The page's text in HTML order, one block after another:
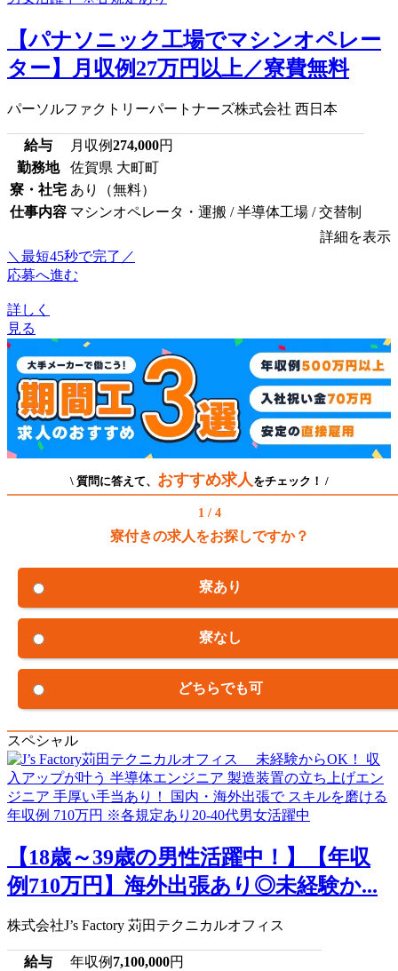
【パナソニック工場でマシンオペレー
ター】月収例27万円以上／寮費無料
パーソルファクトリーパートナーズ株式会社 西日本
給与 月収例274,000円
勤務地
佐賀県 大町町
寮・社宅 あり（無料）
仕事内容 マシンオペレータ・運搬 / 半導体工場 / 交替制
詳細を表示
＼最短45秒で完了／
応募へ進む
詳しく
見る
\ 質問に答えて、 おすすめ求人 をチェック！ /
1 / 4
寮付きの求人をお探しですか？
寮あり
寮なし
どちらでも可
スペシャル
【18歳～39歳の男性活躍中！】【年収
例710万円】海外出張あり◎未経験か...
株式会社J’s Factory 苅田テクニカルオフィス
給与 年収例 7,100,000円